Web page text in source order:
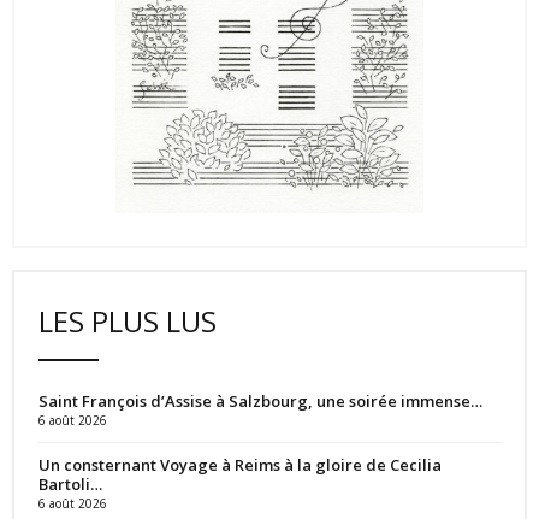
LES PLUS LUS
Saint François d’Assise à Salzbourg, une soirée immense…
6 août 2026
Un consternant Voyage à Reims à la gloire de Cecilia
Bartoli…
6 août 2026